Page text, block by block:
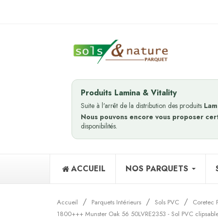
Produits Lamina & Vitality
Suite à l'arrêt de la distribution des produits
Nous pouvons encore vous proposer
disponibilités.
ACCUEIL NOS PARQUETS
Accueil Parquets Intérieurs Sols PVC
Coretec
1800+++ Munster Oak 56 50LVRE2353 - Sol PVC